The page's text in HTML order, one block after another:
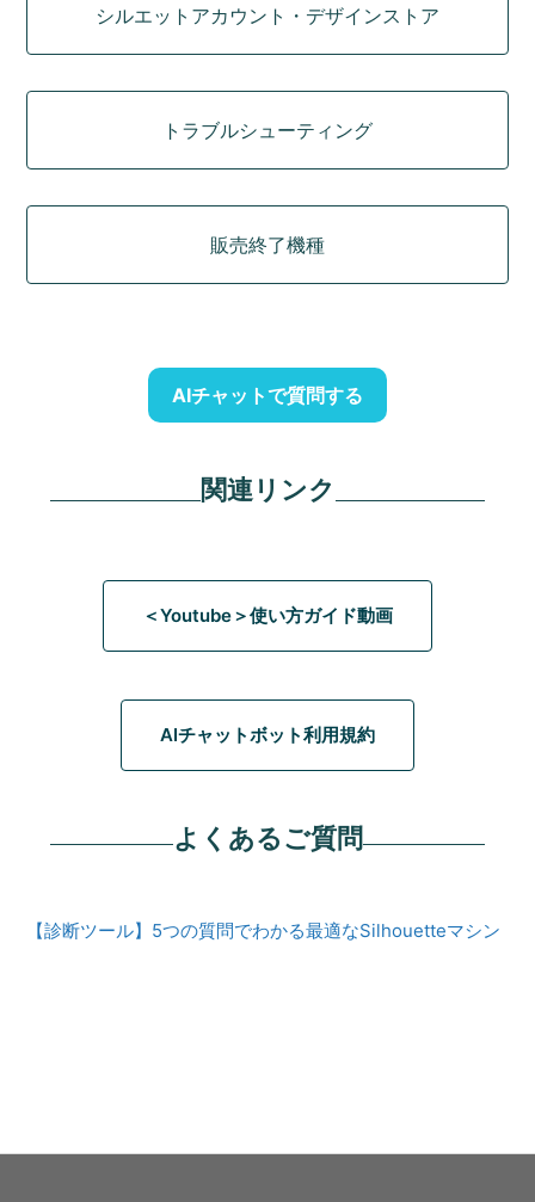
シルエットアカウント・デザインストア
トラブルシューティング
販売終了機種
AIチャットで質問する
関連リンク
＜Youtube＞使い方ガイド動画
AIチャットボット利用規約
よくあるご質問
【診断ツール】5つの質問でわかる最適なSilhouetteマシン